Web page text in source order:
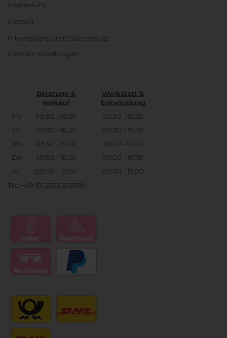
Impressum
Kontakt
Privatsphäre und Datenschutz
Cookie Einstellungen
Beratung &
Verkauf
Werkstatt &
Entwicklung
Mo
09:00 - 16:30
09:00 - 16:30
Di
09:00 - 16:30
09:00 - 16:30
Mi
08:30 - 15:00
08:30 - 15:00
Do
09:00 - 16:30
09:00 - 16:30
Fr
09:00 - 15:00
09:00 - 15:00
Tel.: +49 (0) 2365 203999